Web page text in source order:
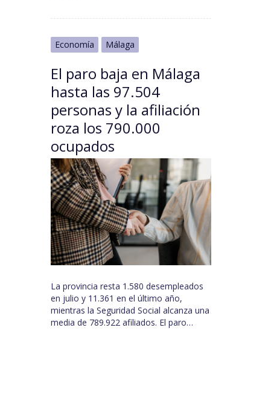
Economía Málaga
El paro baja en Málaga
hasta las 97.504
personas y la afiliación
roza los 790.000
ocupados
La provincia resta 1.580 desempleados
en julio y 11.361 en el último año,
mientras la Seguridad Social alcanza una
media de 789.922 afiliados. El paro…